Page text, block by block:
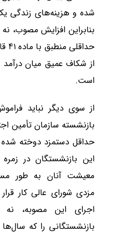
شده و هزینه‌های زندگی
بنابراین افزایش مصوب،
از شکاف عمیق میان درآمد
است.
از سوی دیگر نباید
بازنشسته سازمان تأمین
حداقل دستمزد دوخته
این بازنشستگان در زمره
معیشت آنان به طور
مزدی شورای عالی کار
اجرای این مصوبه، نه
بازنشستگانی را که